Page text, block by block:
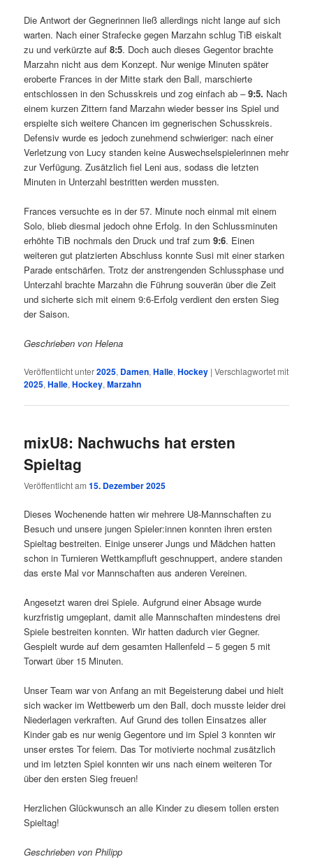
Die Antwort der Gegnerinnen ließ allerdings nicht lange auf sich
warten. Nach einer Strafecke gegen Marzahn schlug TiB eiskalt
zu und verkürzte auf8:5. Doch auch dieses Gegentor brachte
Marzahn nicht aus dem Konzept. Nur wenige Minuten später
eroberte Frances in der Mitte stark den Ball, marschierte
entschlossen in den Schusskreis und zog einfach ab –9:5. Nach
einem kurzen Zittern fand Marzahn wieder besser ins Spiel und
erspielte sich weitere Chancen im gegnerischen Schusskreis.
Defensiv wurde es jedoch zunehmend schwieriger: nach einer
Verletzung von Lucy standen keine Auswechselspielerinnen mehr
zur Verfügung. Zusätzlich fiel Leni aus, sodass die letzten
Minuten in Unterzahl bestritten werden mussten.
Frances versuchte es in der 57. Minute noch einmal mit einem
Solo, blieb diesmal jedoch ohne Erfolg. In den Schlussminuten
erhöhte TiB nochmals den Druck und traf zum9:6. Einen
weiteren gut platzierten Abschluss konnte Susi mit einer starken
Parade entschärfen. Trotz der anstrengenden Schlussphase und
Unterzahl brachte Marzahn die Führung souverän über die Zeit
und sicherte sich mit einem 9:6-Erfolg verdient den ersten Sieg
der Saison.
Geschrieben von Helena
Veröffentlicht unter2025, Damen,Halle,Hockey |Verschlagwortet mit
2025,Halle,Hockey,Marzahn
mixU8: Nachwuchs hat ersten
Spieltag
Veröffentlicht am15. Dezember 2025
Dieses Wochenende hatten wir mehrere U8-Mannschaften zu
Besuch und unsere jungen Spieler:innen konnten ihren ersten
Spieltag bestreiten. Einige unserer Jungs und Mädchen hatten
schon in Turnieren Wettkampfluft geschnuppert, andere standen
das erste Mal vor Mannschaften aus anderen Vereinen.
Angesetzt waren drei Spiele. Aufgrund einer Absage wurde
kurzfristig umgeplant, damit alle Mannschaften mindestens drei
Spiele bestreiten konnten. Wir hatten dadurch vier Gegner.
Gespielt wurde auf dem gesamten Hallenfeld – 5 gegen 5 mit
Torwart über 15 Minuten.
Unser Team war von Anfang an mit Begeisterung dabei und hielt
sich wacker im Wettbewerb um den Ball, doch musste leider drei
Niederlagen verkraften. Auf Grund des tollen Einsatzes aller
Kinder gab es nur wenig Gegentore und im Spiel 3 konnten wir
unser erstes Tor feiern. Das Tor motivierte nochmal zusätzlich
und im letzten Spiel konnten wir uns nach einem weiteren Tor
über den ersten Sieg freuen!
Herzlichen Glückwunsch an alle Kinder zu diesem tollen ersten
Spieltag!
Geschrieben von Philipp